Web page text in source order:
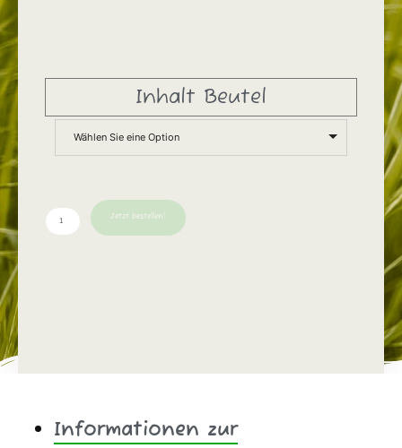
Inhalt Beutel
Wählen Sie eine Option
Jetzt bestellen!
Informationen zur